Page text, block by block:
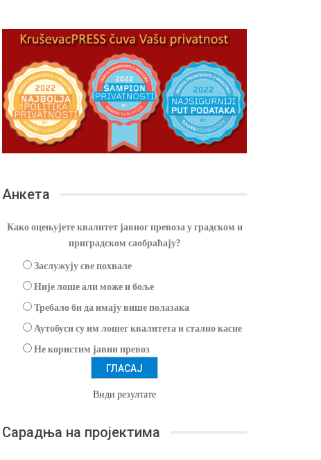
Анкета
Како оцењујете квалитет јавног превоза у градском и
приградском саобраћају?
Заслужују све похвале
Није лоше али може и боље
Требало би да имају више полазака
Аутобуси су им лошег квалитета и стално касне
Не користим јавни превоз
Види резултате
Сарадња на пројектима